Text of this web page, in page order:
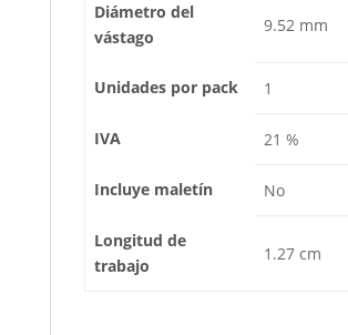
Diámetro del
vástago
9.52 mm
Unidades por pack 1
IVA 21 %
Incluye maletín No
Longitud de
trabajo
1.27 cm